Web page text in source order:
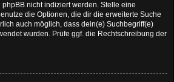
nicht indiziert werden. Stelle eine
die Optionen, die dir die erweiterte Suche
auch möglich, dass dein(e) Suchbegriff(e)
wurden. Prüfe ggf. die Rechtschreibung der